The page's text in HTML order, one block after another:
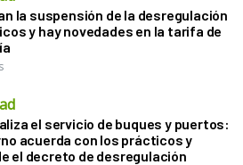
la suspensión de la desregulación
y hay novedades en la tarifa de
el servicio de buques y puertos:
acuerda con los prácticos y
el decreto de desregulación